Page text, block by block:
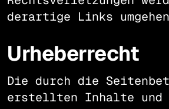
derartige Links
Urheberrecht
Die durch die
erstellten Inhalte und